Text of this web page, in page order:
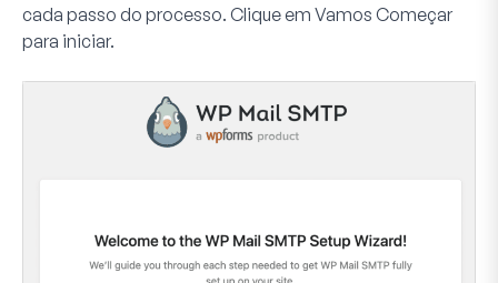
cada passo do processo. Clique em Vamos Começar
para iniciar.